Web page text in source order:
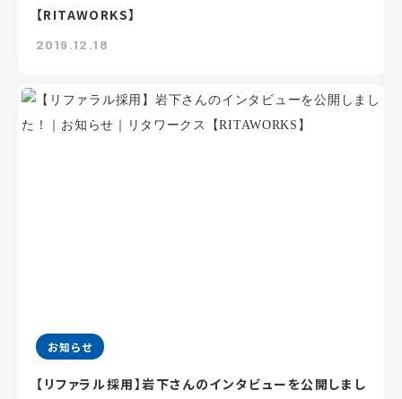
【RITAWORKS】
2019.12.18
お知らせ
【リファラル採用】岩下さんのインタビューを公開しまし